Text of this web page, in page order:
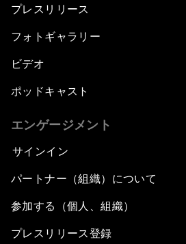
プレスリリース
フォトギャラリー
ビデオ
ポッドキャスト
エンゲージメント
サインイン
パートナー（組織）について
参加する（個人、組織）
プレスリリース登録